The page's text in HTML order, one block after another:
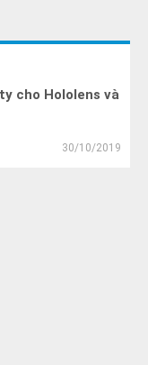
cho Hololens và
30/10/2019